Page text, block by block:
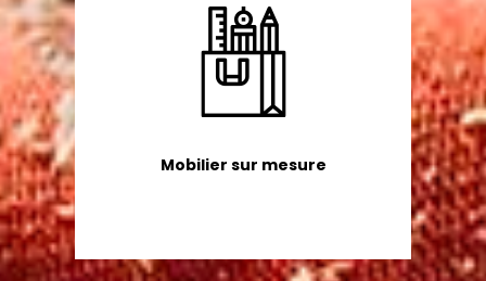
Mobilier sur mesure